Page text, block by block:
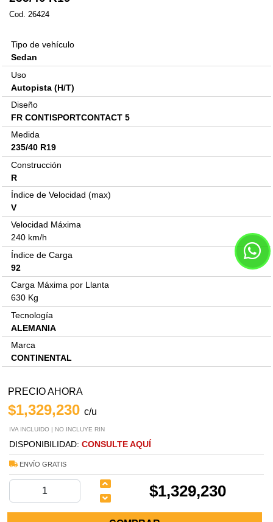
Cod. 26424
Tipo de vehículo
Sedan
Uso
Autopista (H/T)
Diseño
FR CONTISPORTCONTACT 5
Medida
235/40 R19
Construcción
R
Índice de Velocidad (max)
V
Velocidad Máxima
240 km/h
Índice de Carga
92
Carga Máxima por Llanta
630 Kg
Tecnología
ALEMANIA
Marca
CONTINENTAL
PRECIO AHORA
$1,329,230 c/u
IVA INCLUIDO | NO INCLUYE RIN
DISPONIBILIDAD: CONSULTE AQUÍ
ENVÍO GRATIS
$1,329,230